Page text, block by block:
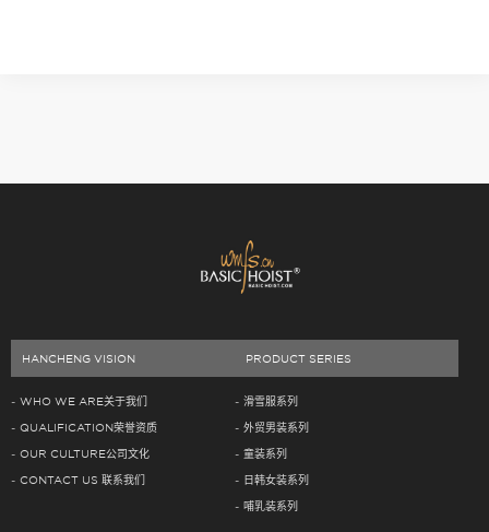
HANCHENG VISION
WHO WE ARE关于我们
QUALIFICATION荣誉资质
OUR CULTURE公司文化
CONTACT US 联系我们
PRODUCT SERIES
滑雪服系列
外贸男装系列
童装系列
日韩女装系列
哺乳装系列